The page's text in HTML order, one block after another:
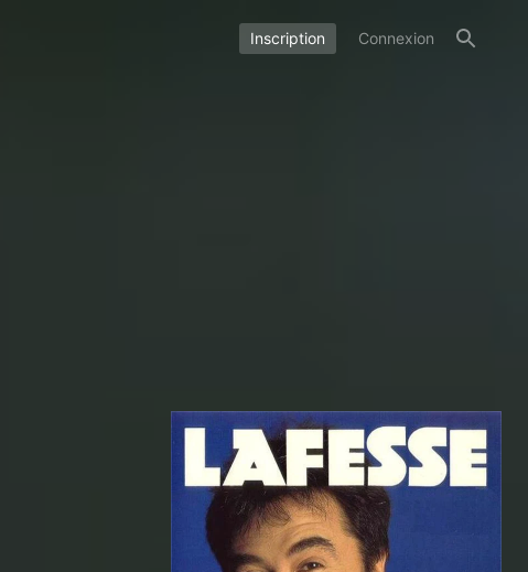
Inscription Connexion